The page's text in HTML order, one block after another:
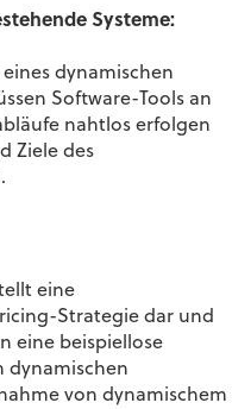
Systeme:
dynamischen
Software-Tools an
nahtlos erfolgen
Ziele des
eine
Strategie dar und
eine beispiellose
dynamischen
von dynamischem